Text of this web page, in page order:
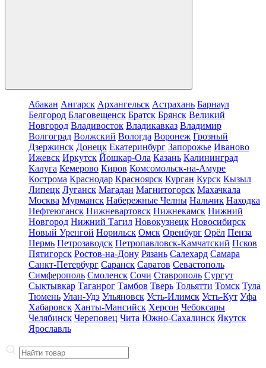
Абакан Ангарск Архангельск Астрахань Барнаул
Белгород Благовещенск Братск Брянск Великий
Новгород Владивосток Владикавказ Владимир
Волгоград Волжский Вологда Воронеж Грозный
Дзержинск Донецк Екатеринбург Запорожье Иваново
Ижевск Иркутск Йошкар-Ола Казань Калининград
Калуга Кемерово Киров Комсомольск-на-Амуре
Кострома Краснодар Красноярск Курган Курск Кызыл
Липецк Луганск Магадан Магнитогорск Махачкала
Москва Мурманск Набережные Челны Нальчик Находка
Нефтеюганск Нижневартовск Нижнекамск Нижний
Новгород Нижний Тагил Новокузнецк Новосибирск
Новый Уренгой Норильск Омск Оренбург Орёл Пенза
Пермь Петрозаводск Петропавловск-Камчатский Псков
Пятигорск Ростов-на-Дону Рязань Салехард Самара
Санкт-Петербург Саранск Саратов Севастополь
Симферополь Смоленск Сочи Ставрополь Сургут
Сыктывкар Таганрог Тамбов Тверь Тольятти Томск Тула
Тюмень Улан-Удэ Ульяновск Усть-Илимск Усть-Кут Уфа
Хабаровск Ханты-Мансийск Херсон Чебоксары
Челябинск Череповец Чита Южно-Сахалинск Якутск
Ярославль